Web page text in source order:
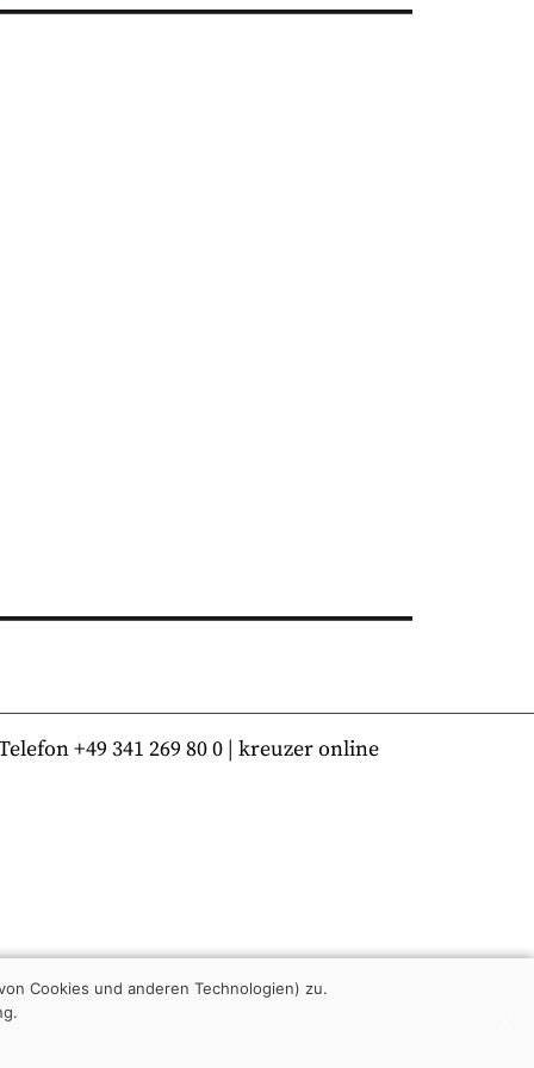
+49 341 269 80 0 | kreuzer online
Cookies und anderen Technologien) zu.